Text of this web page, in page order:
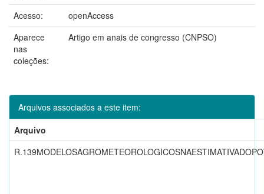
Acesso:
openAccess
Aparece
nas
coleções:
Artigo em anais de congresso (CNPSO)
Arquivos associados a este item:
Arquivo